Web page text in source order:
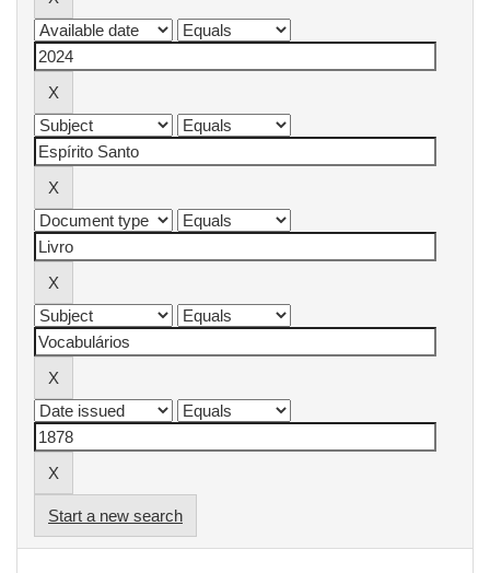
Start a new search